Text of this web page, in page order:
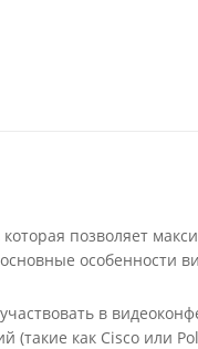
позволяет
особенности
в
как Cisco или